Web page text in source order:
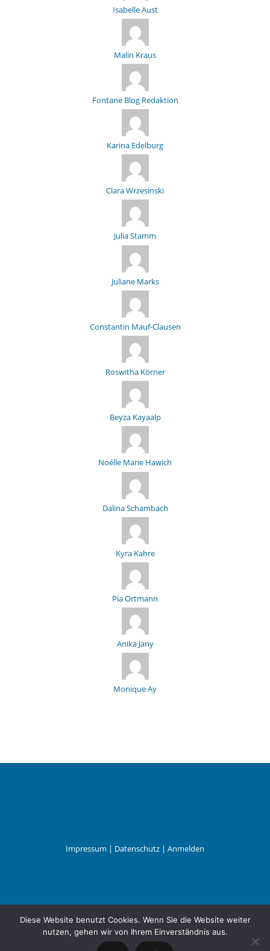
Isabelle Aust
Malin Kraus
Fontane Blog Redaktion
Karina Edelburg
Clara Wrzesinski
Julia Stamm
Juliane Marks
Constantin Mauf-Clausen
Roswitha Körner
Beyza Kayaalp
Noélle Marie Hawich
Dalina Schambach
Kyra Kahre
Pia Ortmann
Anika Jany
Monique Ay
Impressum | Datenschutz | Anmelden
Diese Website benutzt Cookies. Wenn Sie die Website weiter
nutzen, gehen wir von Ihrem Einverständnis aus.